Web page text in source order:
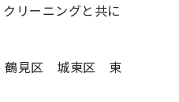
リーニングと共に
見区 城東区 東